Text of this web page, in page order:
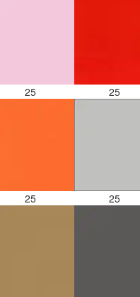
25 25
25 25